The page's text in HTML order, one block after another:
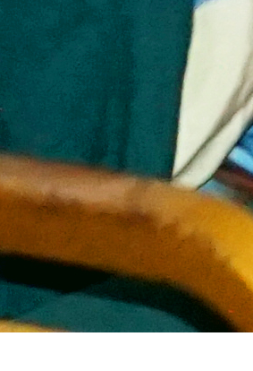
éducatives innovantes et
En savoir plus
du développement durable.